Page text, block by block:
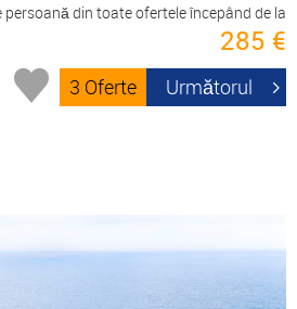
persoană din toate ofertele începând de la
285 €
3 Oferte Următorul